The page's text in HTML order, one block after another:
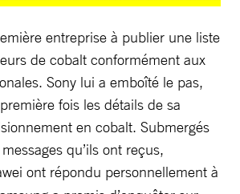
entreprise à publier une liste
de cobalt conformément aux
Sony lui a emboîté le pas,
fois les détails de sa
en cobalt. Submergés
qu’ils ont reçus,
ont répondu personnellement à